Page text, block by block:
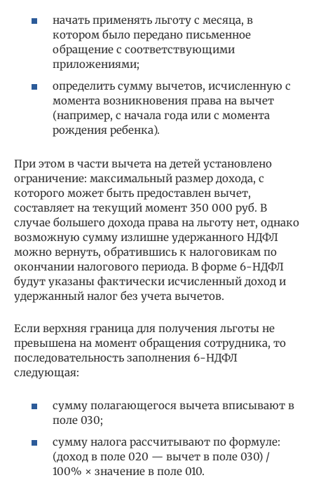
начать применять льготу с месяца, в
котором было передано письменное
обращение с соответствующими
приложениями;
определить сумму вычетов, исчисленную с
момента возникновения права на вычет
(например, с начала года или с момента
рождения ребенка).
При этом в части вычета на детей установлено
ограничение: максимальный размер дохода, с
которого может быть предоставлен вычет,
составляет на текущий момент 350 000 руб. В
случае большего дохода права на льготу нет, однако
возможную сумму излишне удержанного НДФЛ
можно вернуть, обратившись к налоговикам по
окончании налогового периода. В форме 6-НДФЛ
будут указаны фактически исчисленный доход и
удержанный налог без учета вычетов.
Если верхняя граница для получения льготы не
превышена на момент обращения сотрудника, то
последовательность заполнения 6-НДФЛ
следующая:
сумму полагающегося вычета вписывают в
поле 030;
сумму налога рассчитывают по формуле:
(доход в поле 020 — вычет в поле 030) /
100% × значение в поле 010.